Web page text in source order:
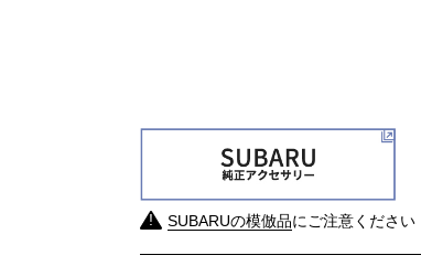
SUBARUの模倣品にご注意ください